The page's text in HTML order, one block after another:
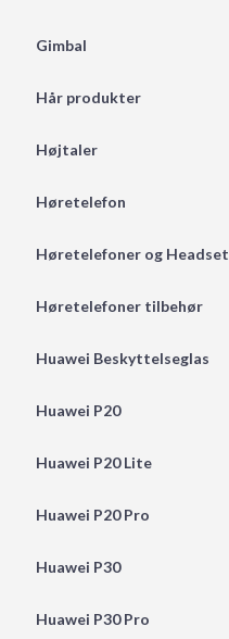
Gimbal
Hår produkter
Højtaler
Høretelefon
Høretelefoner og Headset
Høretelefoner tilbehør
Huawei Beskyttelseglas
Huawei P20
Huawei P20 Lite
Huawei P20 Pro
Huawei P30
Huawei P30 Pro